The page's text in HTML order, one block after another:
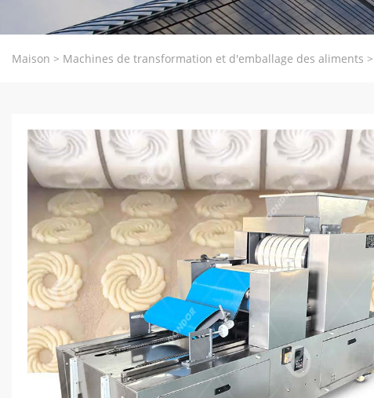
Maison > Machines de transformation et d'emballage des aliments >